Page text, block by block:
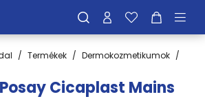
Termékek Dermokozmetikumok
Cicaplast Mains